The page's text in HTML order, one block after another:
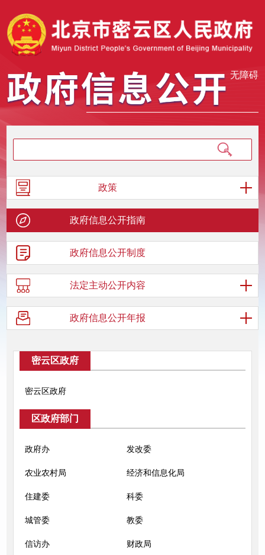
无障碍
政策
政府信息公开指南
政府信息公开制度
法定主动公开内容
政府信息公开年报
密云区政府
密云区政府
区政府部门
政府办 发改委
农业农村局 经济和信息化局
住建委 科委
城管委 教委
信访办 财政局